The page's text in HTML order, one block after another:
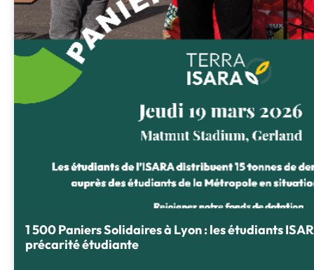
1 500 Paniers Solidaires à Lyon : les étudiants
précarité étudiante